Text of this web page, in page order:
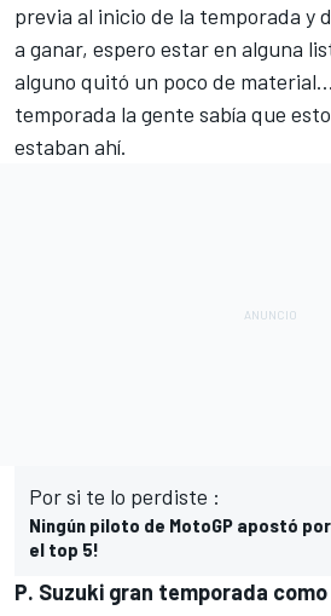
previa al inicio de la temporada y
a ganar, espero estar en alguna
alguno quitó un poco de
temporada la gente sabía que
estaban ahí.
Por si te lo perdiste :
Ningún piloto de MotoGP apostó
el top 5!
P. Suzuki gran temporada